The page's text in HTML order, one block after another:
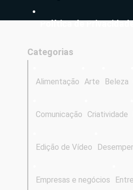
Política de
Categorias
Alimentação Arte Beleza
Comunicação Criatividade
Edição de Vídeo
Empresas e negócios